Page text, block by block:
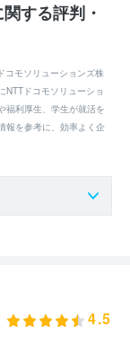
する評判・
コモソリューションズ株
NTTドコモソリューショ
福利厚生、学生が就活を
報を参考に、効率よく企
4.5